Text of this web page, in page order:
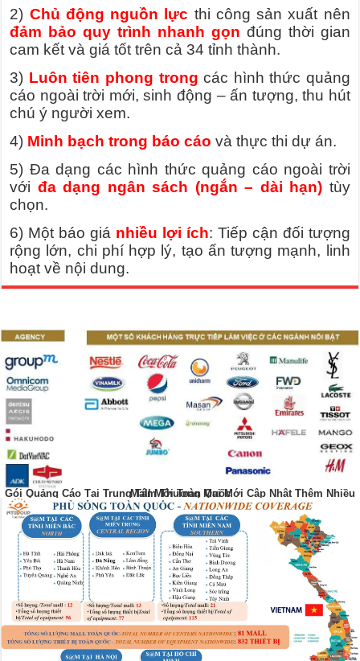
2) Chủ động nguồn lực thi công sản xuất nên
đảm bảo quy trình nhanh gọn đúng thời gian
cam kết và giá tốt trên cả 34 tỉnh thành.
3) Luôn tiên phong trong các hình thức quảng
cáo ngoài trời mới, sinh động – ấn tượng, thu hút
chú ý người xem.
4) Minh bạch trong báo cáo và thực thi dự án.
5) Đa dạng các hình thức quảng cáo ngoài trời
với đa dạng ngân sách (ngắn – dài hạn) tùy
chọn.
6) Một báo giá nhiều lợi ích: Tiếp cận đối tượng
rộng lớn, chi phí hợp lý, tạo ấn tượng mạnh, linh
hoạt về nội dung.
Gói Quảng Cáo Tại Trung Tâm Thương Mại Mới Cập Nhật Thêm Nhiều Mall Mới Toàn Quốc